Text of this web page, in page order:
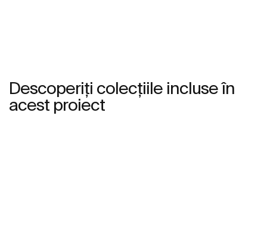
Descoperiți colecțiile incluse în
acest proiect